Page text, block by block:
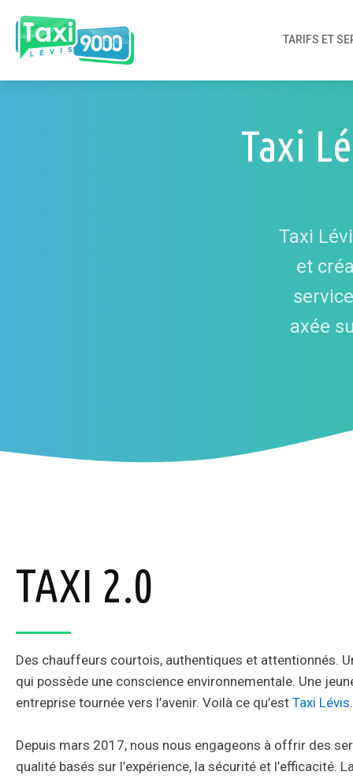
TARIFS ET
Taxi
Taxi
et
axée
TAXI 2.0
Des chauffeurs courtois, authentiques et attentionnés.
qui possède une conscience environnementale. Une
entreprise tournée vers l’avenir. Voilà ce qu’est Taxi Lévis.
Depuis mars 2017, nous nous engageons à offrir des
qualité basés sur l’expérience, la sécurité et l’efficacité.